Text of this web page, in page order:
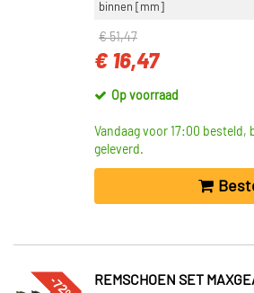
binnen [mm]
€ 51,47
€ 16,47
Op voorraad
Vandaag voor 17:00 besteld,
geleverd.
REMSCHOEN SET